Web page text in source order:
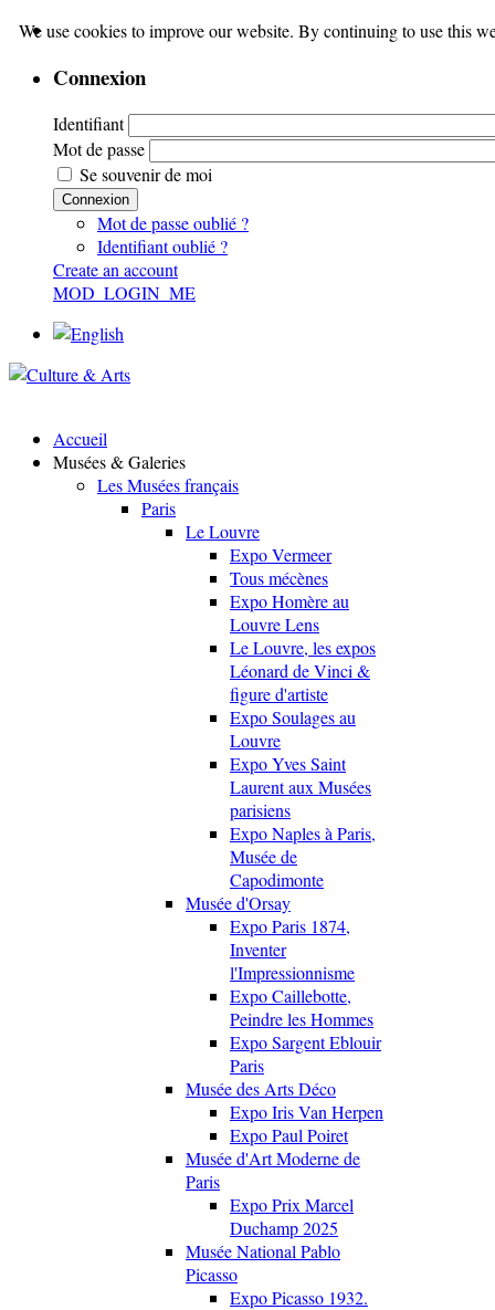
Connexion
Identifiant
Mot de passe
Se souvenir de moi
Connexion
Mot de passe oublié ?
Identifiant oublié ?
Create an account
MOD_LOGIN_ME
Accueil
Musées & Galeries
Les Musées français
Paris
Le Louvre
Expo Vermeer
Tous mécènes
Expo Homère au
Louvre Lens
Le Louvre, les expos
Léonard de Vinci &
figure d'artiste
Expo Soulages au
Louvre
Expo Yves Saint
Laurent aux Musées
parisiens
Expo Naples à Paris,
Musée de
Capodimonte
Musée d'Orsay
Expo Paris 1874,
Inventer
l'Impressionnisme
Expo Caillebotte,
Peindre les Hommes
Expo Sargent Eblouir
Paris
Musée des Arts Déco
Expo Iris Van Herpen
Expo Paul Poiret
Musée d'Art Moderne de
Paris
Expo Prix Marcel
Duchamp 2025
Musée National Pablo
Picasso
Expo Picasso 1932.
We use cookies to improve our website. By continuing to use this